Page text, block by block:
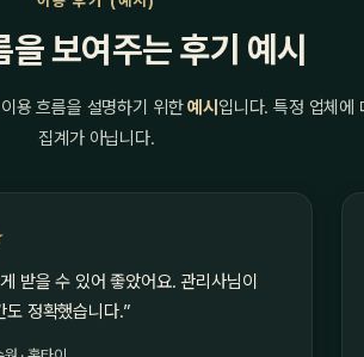
을 보여주는 후기 예시
용 흐름을 설명하기 위한예시 입니다. 특정 업체에
집계가 아닙니다.
받을 수 있어 좋았어요. 관리사님이
도 정확했습니다.”